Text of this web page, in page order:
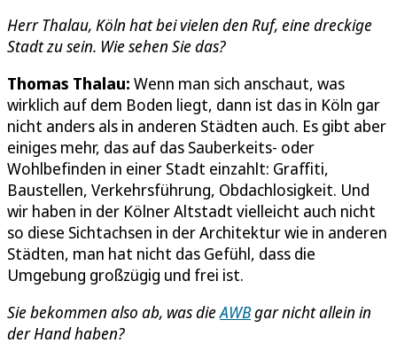
Herr Thalau, Köln hat bei vielen den Ruf, eine dreckige
Stadt zu sein. Wie sehen Sie das?
Thomas Thalau: Wenn man sich anschaut, was
wirklich auf dem Boden liegt, dann ist das in Köln gar
nicht anders als in anderen Städten auch. Es gibt aber
einiges mehr, das auf das Sauberkeits- oder
Wohlbefinden in einer Stadt einzahlt: Graffiti,
Baustellen, Verkehrsführung, Obdachlosigkeit. Und
wir haben in der Kölner Altstadt vielleicht auch nicht
so diese Sichtachsen in der Architektur wie in anderen
Städten, man hat nicht das Gefühl, dass die
Umgebung großzügig und frei ist.
Sie bekommen also ab, was dieAWBgar nicht allein in
der Hand haben?